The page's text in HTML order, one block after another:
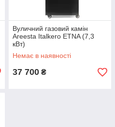
Вуличний газовий камін
Areesta Italkero ETNA (7,3
кВт)
Немає в наявності
37 700 ₴